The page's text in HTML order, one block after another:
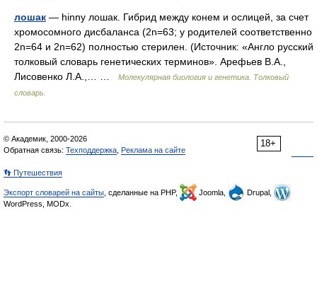
лошак — hinny лошак. Гибрид между конем и ослицей, за счет
хромосомного дисбаланса (2n=63; у родителей соответственно
2n=64 и 2n=62) полностью стерилен. (Источник: «Англо русский
толковый словарь генетических терминов». Арефьев В.А.,
Лисовенко Л.А.,… …
Молекулярная биология и генетика. Толковый
словарь.
18+
© Академик, 2000-2026
Обратная связь: Техподдержка Реклама на сайте
👣 Путешествия
Экспорт словарей на сайты , сделанные на PHP, Joomla,
Drupal,
WordPress, MODx.